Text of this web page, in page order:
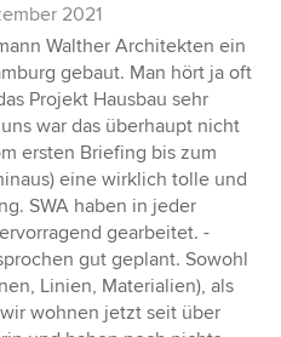
2021
Walther Architekten ein
gebaut. Man hört ja oft
Projekt Hausbau sehr
war das überhaupt nicht
ersten Briefing bis zum
eine wirklich tolle und
SWA haben in jeder
gearbeitet. -
gut geplant. Sowohl
Linien, Materialien), als
wohnen jetzt seit über